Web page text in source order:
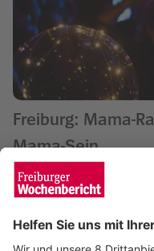
Freiburg: Mama-
Mama-Sein